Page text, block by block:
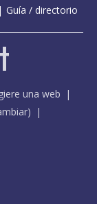
Guía / directorio
una web
)